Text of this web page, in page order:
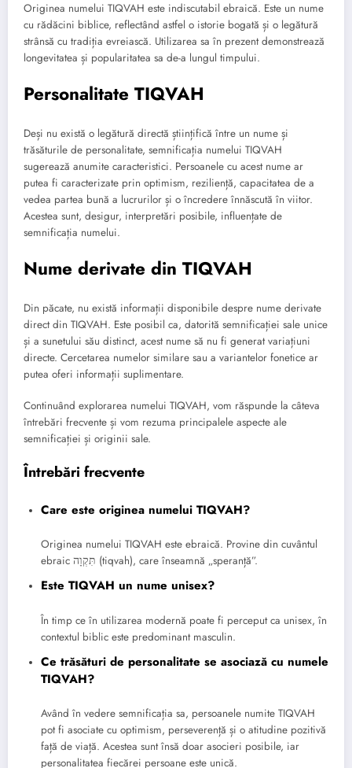
Originea numelui TIQVAH este indiscutabil ebraică. Este un nume
cu rădăcini biblice, reflectând astfel o istorie bogată și o legătură
strânsă cu tradiția evreiască. Utilizarea sa în prezent demonstrează
longevitatea și popularitatea sa de-a lungul timpului.
Personalitate TIQVAH
Deși nu există o legătură directă științifică între un nume și
trăsăturile de personalitate, semnificația numelui TIQVAH
sugerează anumite caracteristici. Persoanele cu acest nume ar
putea fi caracterizate prin optimism, reziliență, capacitatea de a
vedea partea bună a lucrurilor și o încredere înnăscută în viitor.
Acestea sunt, desigur, interpretări posibile, influențate de
semnificația numelui.
Nume derivate din TIQVAH
Din păcate, nu există informații disponibile despre nume derivate
direct din TIQVAH. Este posibil ca, datorită semnificației sale unice
și a sunetului său distinct, acest nume să nu fi generat variațiuni
directe. Cercetarea numelor similare sau a variantelor fonetice ar
putea oferi informații suplimentare.
Continuând explorarea numelui TIQVAH, vom răspunde la câteva
întrebări frecvente și vom rezuma principalele aspecte ale
semnificației și originii sale.
Întrebări frecvente
Care este originea numelui TIQVAH?
Originea numelui TIQVAH este ebraică. Provine din cuvântul
ebraic תִּקְוָה (tiqvah), care înseamnă „speranță”.
Este TIQVAH un nume unisex?
În timp ce în utilizarea modernă poate fi perceput ca unisex, în
contextul biblic este predominant masculin.
Ce trăsături de personalitate se asociază cu numele
TIQVAH?
Având în vedere semnificația sa, persoanele numite TIQVAH
pot fi asociate cu optimism, perseverență și o atitudine pozitivă
față de viață. Acestea sunt însă doar asocieri posibile, iar
personalitatea fiecărei persoane este unică.